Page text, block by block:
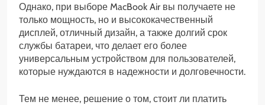
Однако, при выборе MacBook Air вы получаете не
только мощность, но и высококачественный
дисплей, отличный дизайн, а также долгий срок
службы батареи, что делает его более
универсальным устройством для пользователей,
которые нуждаются в надежности и долговечности.
Тем не менее, решение о том, стоит ли платить